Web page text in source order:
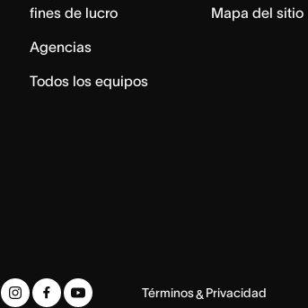
fines de lucro
Agencias
Todos los equipos
Mapa del sitio
Términos& Privacidad